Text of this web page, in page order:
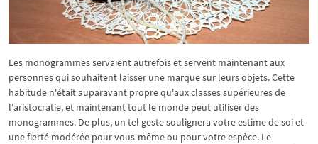
Les monogrammes servaient autrefois et servent maintenant aux
personnes qui souhaitent laisser une marque sur leurs objets. Cette
habitude n'était auparavant propre qu'aux classes supérieures de
l'aristocratie, et maintenant tout le monde peut utiliser des
monogrammes. De plus, un tel geste soulignera votre estime de soi et
une fierté modérée pour vous-même ou pour votre espèce. Le